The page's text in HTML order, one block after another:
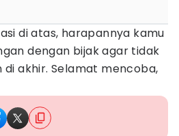
di atas, harapannya kamu
dengan bijak agar tidak
akhir. Selamat mencoba,